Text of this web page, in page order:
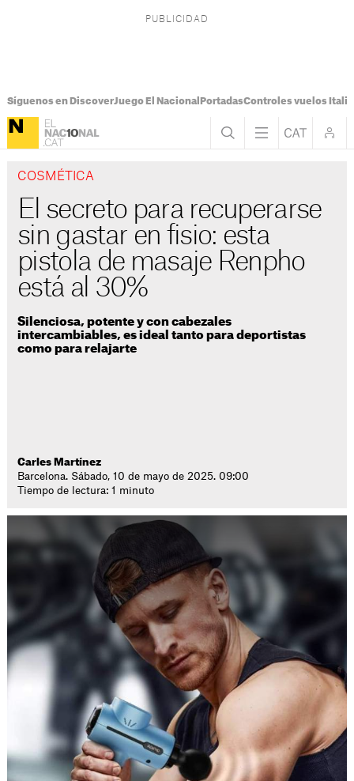
Síguenos en DiscoverJuego El Nacional PortadasControles vuelos Italia
COSMÉTICA
El secreto para recuperarse
sin gastar en fisio: esta
pistola de masaje Renpho
está al 30%
Silenciosa, potente y con cabezales
intercambiables, es ideal tanto para deportistas
como para relajarte
Carles Martínez
Barcelona. Sábado, 10 de mayo de 2025. 09:00
Tiempo de lectura: 1 minuto